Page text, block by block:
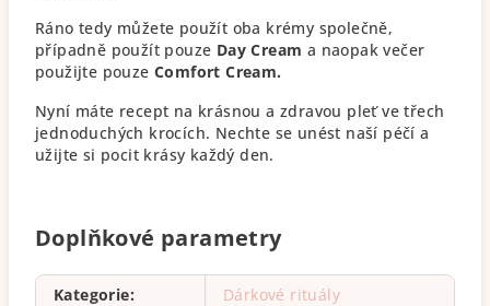
Ráno tedy můžete použít oba krémy společně,
případně použít pouze Day Cream a naopak večer
použijte pouzeComfort Cream.
Nyní máte recept na krásnou a zdravou pleť ve třech
jednoduchých krocích. Nechte se unést naší péčí a
užijte si pocit krásy každý den.
Doplňkové parametry
Kategorie:
Dárkové rituály